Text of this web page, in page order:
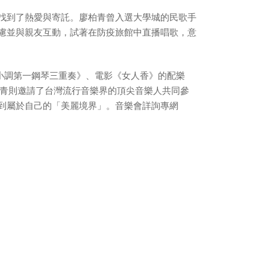
到了熱愛與寄託。廖柏青曾入選大學城的民歌手
並與親友互動，試著在防疫旅館中直播唱歌，意
第一鋼琴三重奏》、電影《女人香》的配樂
則邀請了台灣流行音樂界的頂尖音樂人共同參
屬於自己的「美麗境界」。音樂會詳詢專網